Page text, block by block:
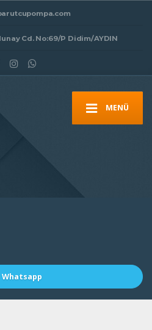
Cd. No:69/P Didim/AYDIN
MENÜ
Whatsapp